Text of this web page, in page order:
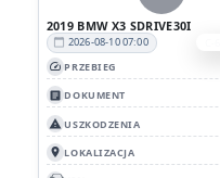
2019 BMW X3 SDRIVE30I
calendar_today 2026-08-10 07:00
speed PRZEBIEG
article DOKUMENT
report_problem USZKODZENIA
location_on LOKALIZACJA